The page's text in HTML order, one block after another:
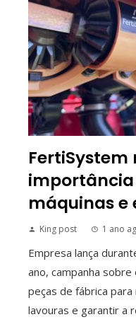
FertiSystem
importância
máquinas e
King post 1 ano
Empresa lança
ano, campanha
peças de fábrica
lavouras e garantir a